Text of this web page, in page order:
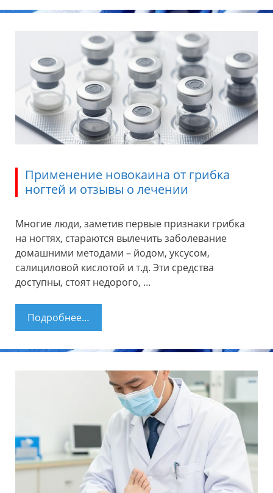
Применение новокаина от грибка
ногтей и отзывы о лечении
Многие люди, заметив первые признаки грибка
на ногтях, стараются вылечить заболевание
домашними методами – йодом, уксусом,
салициловой кислотой и т.д. Эти средства
доступны, стоят недорого, …
Подробнее…
ногтей и отзывы о лечении